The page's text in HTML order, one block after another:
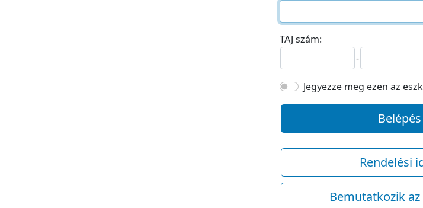
TAJ szám:
-
Jegyezze meg ezen az
Belépés
Rendelési
Bemutatkozik